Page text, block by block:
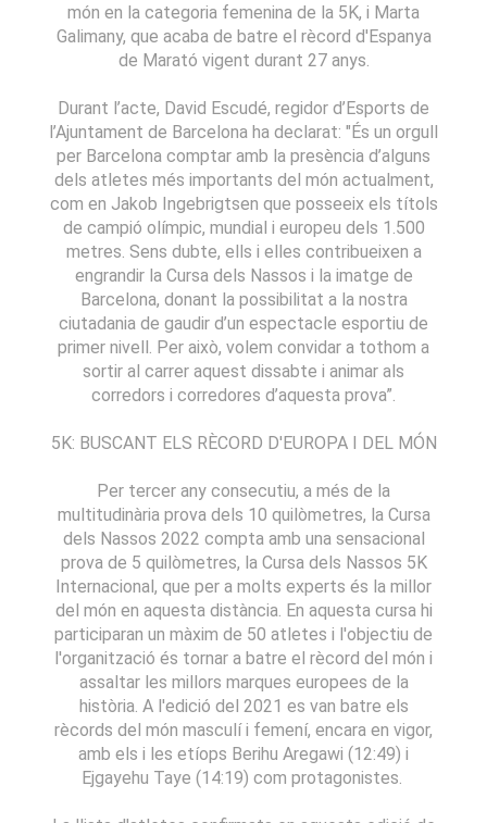
món en la categoria femenina de la 5K, i Marta
Galimany, que acaba de batre el rècord d'Espanya
de Marató vigent durant 27 anys.
Durant l’acte, David Escudé, regidor d’Esports de
l’Ajuntament de Barcelona ha declarat: "És un orgull
per Barcelona comptar amb la presència d’alguns
dels atletes més importants del món actualment,
com en Jakob Ingebrigtsen que posseeix els títols
de campió olímpic, mundial i europeu dels 1.500
metres. Sens dubte, ells i elles contribueixen a
engrandir la Cursa dels Nassos i la imatge de
Barcelona, donant la possibilitat a la nostra
ciutadania de gaudir d’un espectacle esportiu de
primer nivell. Per això, volem convidar a tothom a
sortir al carrer aquest dissabte i animar als
corredors i corredores d’aquesta prova”.
5K: BUSCANT ELS RÈCORD D'EUROPA I DEL MÓN
Per tercer any consecutiu, a més de la
multitudinària prova dels 10 quilòmetres, la Cursa
dels Nassos 2022 compta amb una sensacional
prova de 5 quilòmetres, la Cursa dels Nassos 5K
Internacional, que per a molts experts és la millor
del món en aquesta distància. En aquesta cursa hi
participaran un màxim de 50 atletes i l'objectiu de
l'organització és tornar a batre el rècord del món i
assaltar les millors marques europees de la
història. A l'edició del 2021 es van batre els
rècords del món masculí i femení, encara en vigor,
amb els i les etíops Berihu Aregawi (12:49) i
Ejgayehu Taye (14:19) com protagonistes.